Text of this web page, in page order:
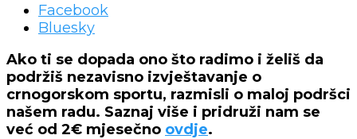
Facebook
Bluesky
Ako ti se dopada ono što radimo i želiš da
podržiš nezavisno izvještavanje o
crnogorskom sportu, razmisli o maloj podršci
našem radu. Saznaj više i pridruži nam se
već od 2€ mjesečno ovdje.